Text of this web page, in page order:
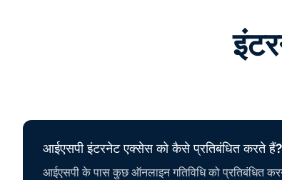
आईएसपी इंटरनेट एक्सेस को कैसे प्रतिबंधित करते हैं?
कैसे प्रतिबंधित करते हैं?